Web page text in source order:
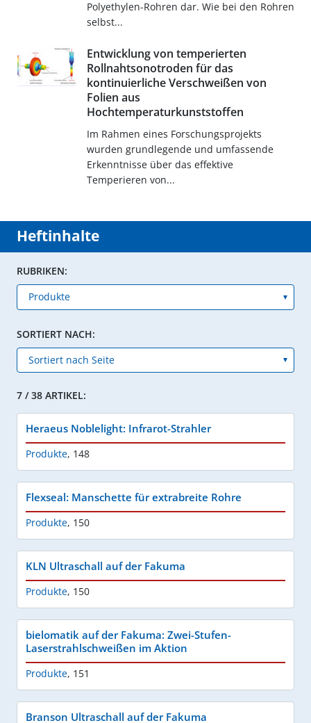
Polyethylen-Rohren dar. Wie bei den Rohren
selbst...
Entwicklung von temperierten
Rollnahtsonotroden für das
kontinuierliche Verschweißen von
Folien aus
Hochtemperaturkunststoffen
Im Rahmen eines Forschungsprojekts
wurden grundlegende und umfassende
Erkenntnisse über das effektive
Temperieren von...
Heftinhalte
RUBRIKEN:
SORTIERT NACH:
7 / 38 ARTIKEL:
Heraeus Noblelight: Infrarot-Strahler
Produkte, 148
Flexseal: Manschette für extrabreite Rohre
Produkte, 150
KLN Ultraschall auf der Fakuma
Produkte, 150
bielomatik auf der Fakuma: Zwei-Stufen-
Laserstrahlschweißen im Aktion
Produkte, 151
Branson Ultraschall auf der Fakuma